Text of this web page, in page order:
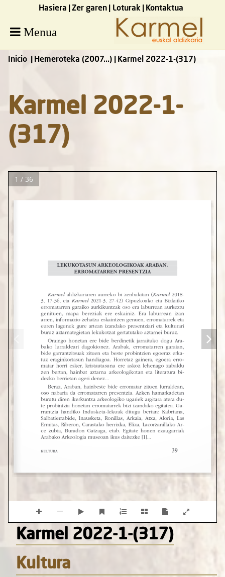
Hasiera Zer garen Loturak Kontaktua
Menua
Inicio Hemeroteka (2007...) Karmel 2022-1-(317)
Karmel 2022-1-
(317)
1 / 36
Karmel 2022-1-(317)
Kultura